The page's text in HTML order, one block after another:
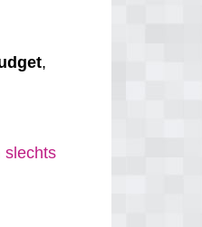
,
slechts